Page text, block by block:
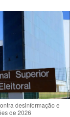
desinformação e
de 2026